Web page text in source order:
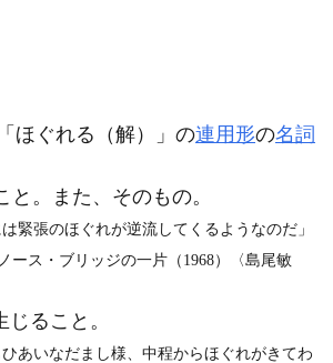
ほぐれる（解）」の連用形の名詞
。また、そのもの。
緊張のほぐれが逆流してくるようなのだ」
ース・ブリッジの一片（1968）〈島尾敏
じること。
あいなだまし様、中程からほぐれがきてわ